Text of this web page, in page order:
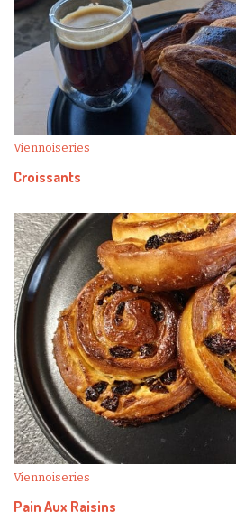
Viennoiseries
Croissants
Viennoiseries
Pain Aux Raisins